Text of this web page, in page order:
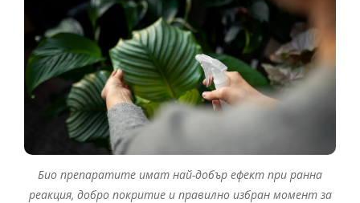
Био препаратите имат най-добър ефект при ранна
реакция, добро покритие и правилно избран момент за